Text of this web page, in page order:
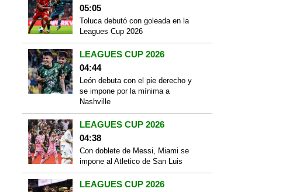
05:05
Toluca debutó con goleada en la
Leagues Cup 2026
LEAGUES CUP 2026
04:44
León debuta con el pie derecho y
se impone por la mínima a
Nashville
LEAGUES CUP 2026
04:38
Con doblete de Messi, Miami se
impone al Atletico de San Luis
LEAGUES CUP 2026